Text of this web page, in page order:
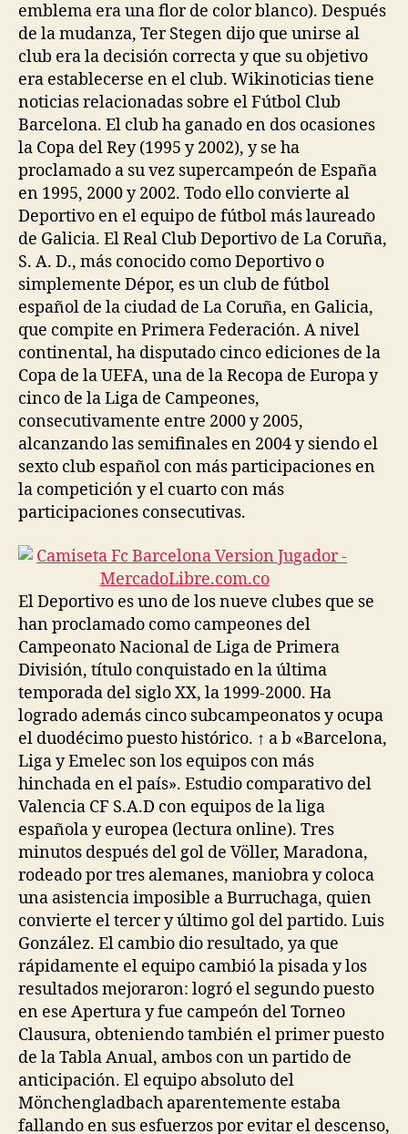
emblema era una flor de color blanco). Después
de la mudanza, Ter Stegen dijo que unirse al
club era la decisión correcta y que su objetivo
era establecerse en el club. Wikinoticias tiene
noticias relacionadas sobre el Fútbol Club
Barcelona. El club ha ganado en dos ocasiones
la Copa del Rey (1995 y 2002), y se ha
proclamado a su vez supercampeón de España
en 1995, 2000 y 2002. Todo ello convierte al
Deportivo en el equipo de fútbol más laureado
de Galicia. El Real Club Deportivo de La Coruña,
S. A. D., más conocido como Deportivo o
simplemente Dépor, es un club de fútbol
español de la ciudad de La Coruña, en Galicia,
que compite en Primera Federación. A nivel
continental, ha disputado cinco ediciones de la
Copa de la UEFA, una de la Recopa de Europa y
cinco de la Liga de Campeones,
consecutivamente entre 2000 y 2005,
alcanzando las semifinales en 2004 y siendo el
sexto club español con más participaciones en
la competición y el cuarto con más
participaciones consecutivas.
El Deportivo es uno de los nueve clubes que se
han proclamado como campeones del
Campeonato Nacional de Liga de Primera
División, título conquistado en la última
temporada del siglo XX, la 1999-2000. Ha
logrado además cinco subcampeonatos y ocupa
el duodécimo puesto histórico. ↑ a b «Barcelona,
Liga y Emelec son los equipos con más
hinchada en el país». Estudio comparativo del
Valencia CF S.A.D con equipos de la liga
española y europea (lectura online). Tres
minutos después del gol de Völler, Maradona,
rodeado por tres alemanes, maniobra y coloca
una asistencia imposible a Burruchaga, quien
convierte el tercer y último gol del partido. Luis
González. El cambio dio resultado, ya que
rápidamente el equipo cambió la pisada y los
resultados mejoraron: logró el segundo puesto
en ese Apertura y fue campeón del Torneo
Clausura, obteniendo también el primer puesto
de la Tabla Anual, ambos con un partido de
anticipación. El equipo absoluto del
Mönchengladbach aparentemente estaba
fallando en sus esfuerzos por evitar el descenso,